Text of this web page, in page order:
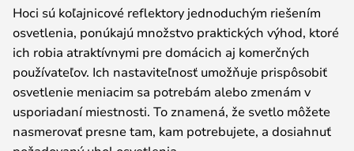
Hoci sú koľajnicové reflektory jednoduchým riešením
osvetlenia, ponúkajú množstvo praktických výhod, ktoré
ich robia atraktívnymi pre domácich aj komerčných
používateľov. Ich nastaviteľnosť umožňuje prispôsobiť
osvetlenie meniacim sa potrebám alebo zmenám v
usporiadaní miestnosti. To znamená, že svetlo môžete
nasmerovať presne tam, kam potrebujete, a dosiahnuť